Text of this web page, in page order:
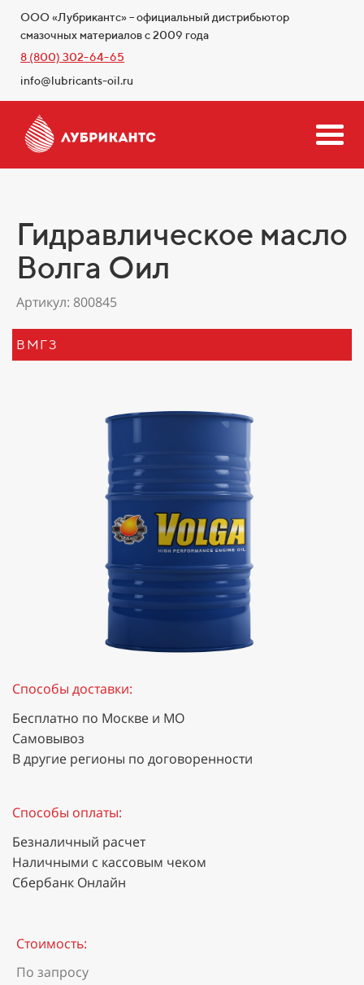
ООО «Лубрикантс» – официальный дистрибьютор
смазочных материалов с 2009 года
8 (800) 302-64-65
info@lubricants-oil.ru
Гидравлическое масло
Волга Оил
Артикул: 800845
ВМГЗ
Способы доставки:
Бесплатно по Москве и МО
Самовывоз
В другие регионы по договоренности
Способы оплаты:
Безналичный расчет
Наличными с кассовым чеком
Сбербанк Онлайн
Стоимость:
По запросу